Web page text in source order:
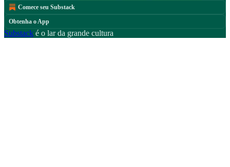
Comece seu Substack
Obtenha o App
Substack é o lar da grande cultura